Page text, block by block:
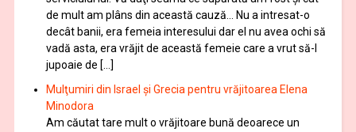
de mult am plâns din această cauză… Nu a intresat-o
decât banii, era femeia interesului dar el nu avea ochi să
vadă asta, era vrăjit de această femeie care a vrut să-l
jupoaie de […]
Mulţumiri din Israel și Grecia pentru vrăjitoarea Elena
Minodora
Am căutat tare mult o vrăjitoare bună deoarece un